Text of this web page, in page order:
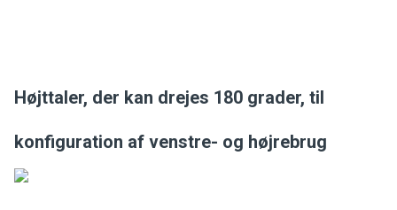
Højttaler, der kan drejes 180 grader, til
konfiguration af venstre- og højrebrug